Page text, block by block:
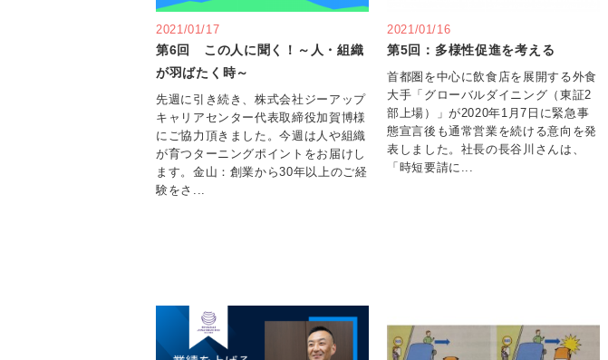
2021/01/17
第6回 この人に聞く！～人・組織
が羽ばたく時～
先週に引き続き、株式会社ジーアップ
キャリアセンター代表取締役加賀博様
にご協力頂きました。今週は人や組織
が育つターニングポイントをお届けし
ます。金山：創業から30年以上のご経
験をさ...
2021/01/16
第5回：多様性促進を考える
首都圏を中心に飲食店を展開する外食
大手「グローバルダイニング（東証2
部上場）」が2020年1月7日に緊急事
態宣言後も通常営業を続ける意向を発
表しました。社長の長谷川さんは、
「時短要請に...